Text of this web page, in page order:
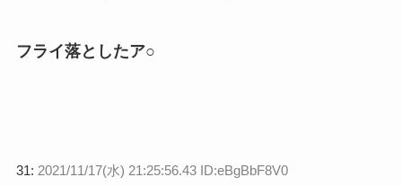
フライ落としたア○
31: 2021/11/17(水) 21:25:56.43 ID:eBgBbF8V0